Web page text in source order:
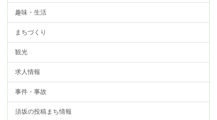
趣味・生活
まちづくり
観光
求人情報
事件・事故
須坂の投稿まち情報